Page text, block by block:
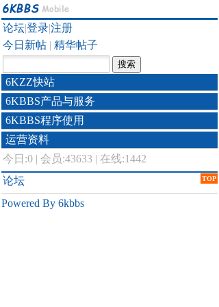
论坛|登录|注册
今日新帖 | 精华帖子
6KZZ快站
6KBBS产品与服务
6KBBS程序使用
运营资料
今日:0 | 会员:43633 | 在线:1442
TOP
论坛
Powered By 6kbbs